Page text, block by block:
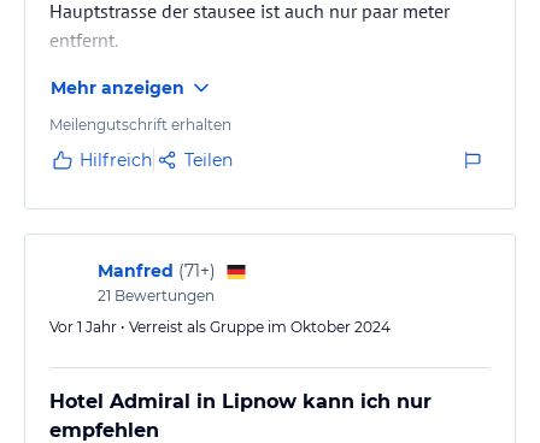
Hauptstrasse der stausee ist auch nur paar meter
entfernt.
Mehr anzeigen
Meilengutschrift erhalten
Hilfreich Teilen
Manfred (71+)
21 Bewertungen
Vor 1 Jahr • Verreist als Gruppe im Oktober 2024
Hotel Admiral in Lipnow kann ich nur
empfehlen